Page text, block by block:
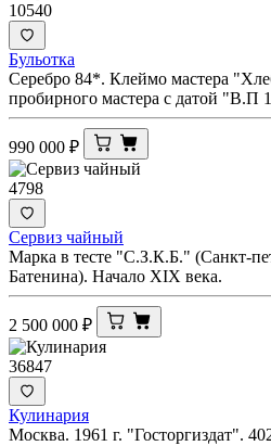
10540
Бульотка
Серебро 84*. Клеймо мастера
пробирного мастера с датой "В.П
990 000 ₽
4798
Сервиз чайный
Марка в тесте "С.З.К.Б." (Санкт-
Батенина). Начало XIX века.
2 500 000 ₽
36847
Кулинария
Москва. 1961 г. "Госторгиздат".